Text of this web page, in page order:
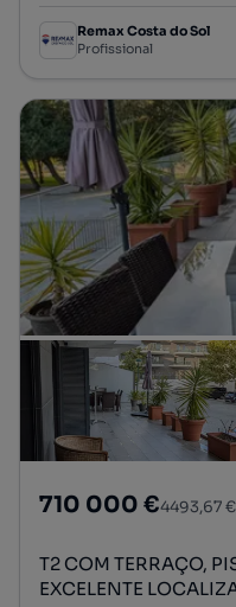
Remax Costa do Sol
Profissional
710 000 €4493,67
T2 COM TERRAÇO,
EXCELENTE